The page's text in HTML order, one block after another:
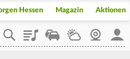
Hessen Magazin Aktionen
PlaylistStaupilotWetterWebcam